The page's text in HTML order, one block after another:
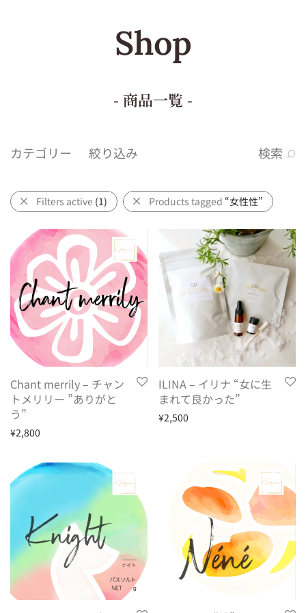
Shop
- 商品一覧 -
カテゴリー 絞り込み 検索
Filters active (1) Products tagged “女性性”
Chant merrily – チャン
トメリリー ”ありがと
う”
¥2,800
ILINA – イリナ “女に生
まれて良かった”
¥2,500